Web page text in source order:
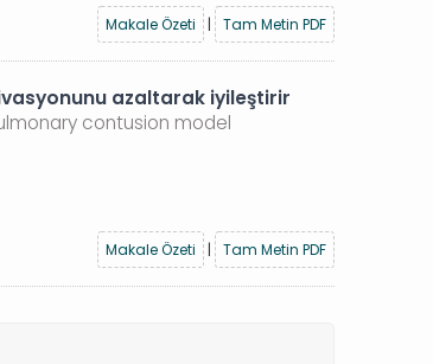
Makale Özeti
| Tam Metin PDF
azaltarak iyileştirir
contusion model
Makale Özeti
| Tam Metin PDF